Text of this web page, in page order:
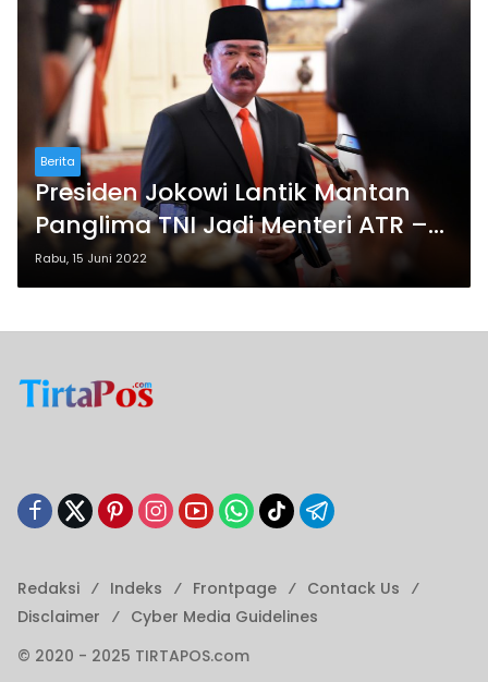
Berita
Presiden Jokowi Lantik Mantan
Panglima TNI Jadi Menteri ATR –
BPN
Rabu, 15 Juni 2022
Redaksi Indeks Frontpage
Contack Us
Disclaimer
Cyber ​​Media Guidelines
© 2020 - 2025 TIRTAPOS.com